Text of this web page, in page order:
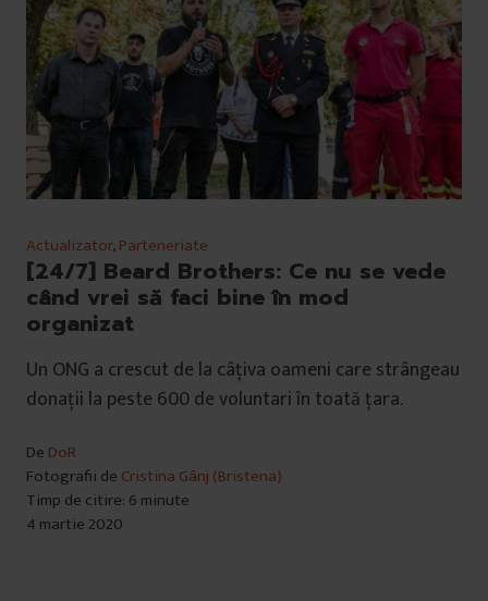
Actualizator,Parteneriate
[24/7] Beard Brothers: Ce nu se vede
când vrei să faci bine în mod
organizat
Un ONG a crescut de la câțiva oameni care strângeau
donații la peste 600 de voluntari în toată țara.
De DoR
Fotografii de Cristina Gânj (Bristena)
Timp de citire: 6 minute
4 martie 2020